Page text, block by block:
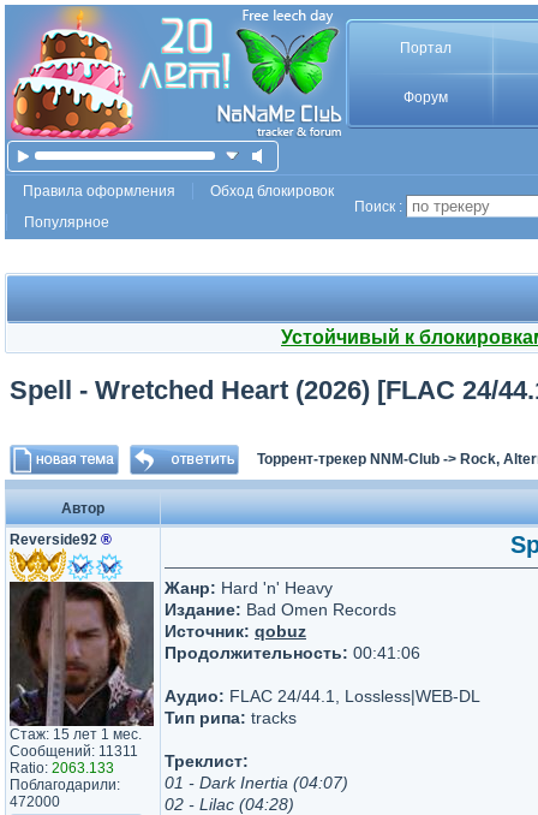
Портал
Форум
Правила оформления
Обход блокировок
Популярное
Поиск :
Устойчивый к
Spell - Wretched Heart (2026) [FLAC 24/
Торрент-трекер NNM-Club -> Rock,
Автор
Reverside92 ®
Стаж: 15 лет 1 мес.
Сообщений: 11311
Ratio: 2063.133
Поблагодарили:
472000
Жанр: Hard 'n' Heavy
Издание: Bad Omen Records
Источник: qobuz
Продолжительность: 00:41:06
Аудио: FLAC 24/44.1, Lossless|WEB-DL
Тип рипа: tracks
Треклист:
01 - Dark Inertia (04:07)
02 - Lilac (04:28)